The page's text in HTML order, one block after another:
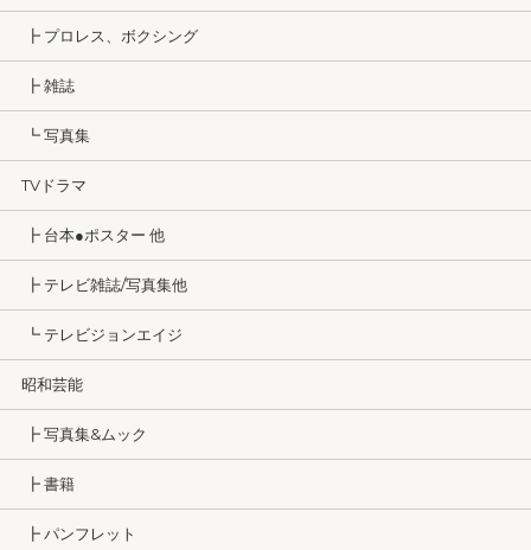
┣ プロレス、ボクシング
┣ 雑誌
┗ 写真集
TVドラマ
┣ 台本●ポスター 他
┣ テレビ雑誌/写真集他
┗ テレビジョンエイジ
昭和芸能
┣ 写真集&ムック
┣ 書籍
┣ パンフレット